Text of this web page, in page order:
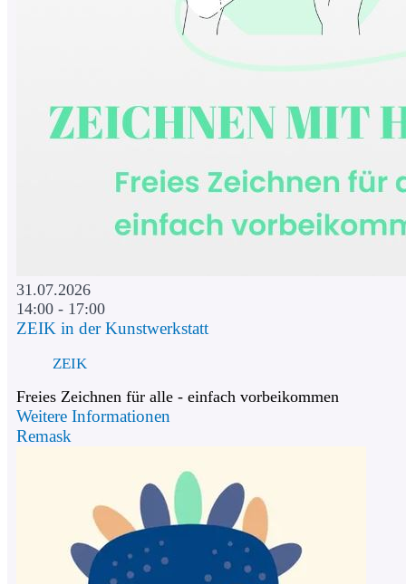
31.07.2026
14:00 - 17:00
ZEIK in der Kunstwerkstatt
ZEIK
Freies Zeichnen für alle - einfach vorbeikommen
Weitere Informationen
Remask